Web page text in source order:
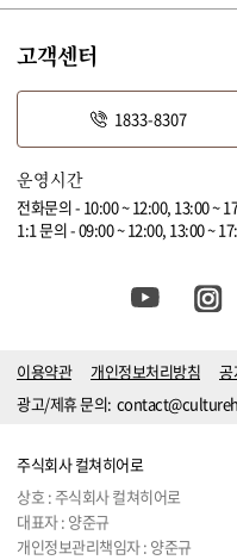
고객센터
1833-8307
운영시간
전화문의 - 10:00 ~ 12:00, 13:00 ~
1:1 문의 - 09:00 ~ 12:00, 13:00 ~
이용약관 개인정보처리방침 공
광고/제휴 문의:
주식회사 컬쳐히어로
상호 : 주식회사 컬쳐히어로
대표자 : 양준규
개인정보관리책임자 : 양준규